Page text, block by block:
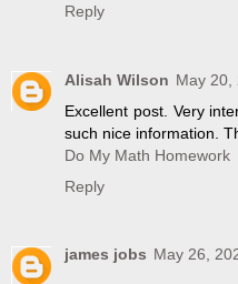
Reply
Alisah Wilson May 20,
Excellent post. Very
such nice information.
Do My Math Homework
Reply
james jobs May 26,